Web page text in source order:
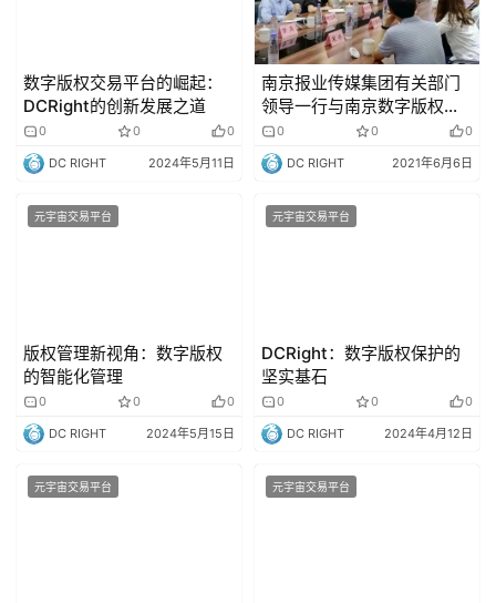
数字版权交易平台的崛起：
DCRight的创新发展之道
0 0 0
DC RIGHT 2024年5月11日
南京报业传媒集团有关部门
领导一行与南京数字版权交
易平台研发团队沟通交流达
成深度合作意向
0 0 0
DC RIGHT 2021年6月6日
元宇宙交易平台
版权管理新视角：数字版权
的智能化管理
0 0 0
DC RIGHT 2024年5月15日
元宇宙交易平台
DCRight：数字版权保护的
坚实基石
0 0 0
DC RIGHT 2024年4月12日
元宇宙交易平台 元宇宙交易平台